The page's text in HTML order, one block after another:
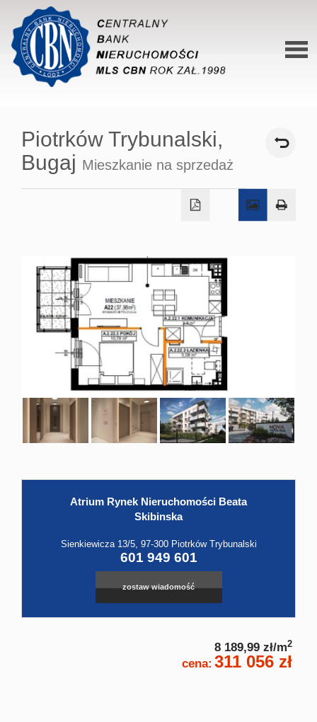
O
Piotrków Trybunalski,
Bugaj Mieszkanie na sprzedaż
Atrium Rynek Nieruchomości Beata
Skibinska
Sienkiewicza 13/5, 97-300 Piotrków Trybunalski
601 949 601
zostaw wiadomość
8 189,99 zł/m2
cena: 311 056 zł